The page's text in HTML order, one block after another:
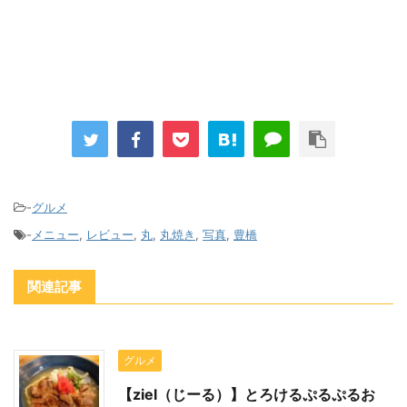
-グルメ
-メニュー, レビュー, 丸, 丸焼き , 写真, 豊橋
関連記事
グルメ
【ziel（じーる）】とろけるぷるぷるお